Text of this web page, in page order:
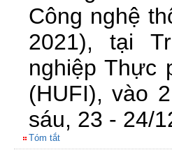
Công nghệ
2021), tại
nghiệp Thực
(HUFI), vào
sáu, 23 - 24/
Tóm tắt